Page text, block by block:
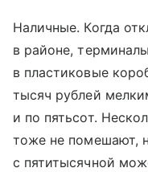
Наличные. Когда
в районе,
в пластиковые
тысяч рублей
и по пятьсот.
тоже не помешают,
с пятитысячной